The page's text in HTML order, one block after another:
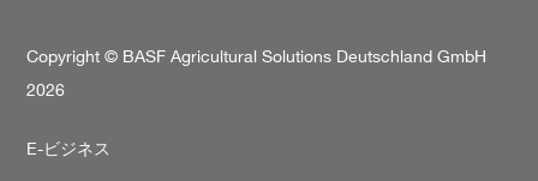
Copyright © BASF Agricultural Solutions Deutschland GmbH
2026
Secondary
E-ビジネス